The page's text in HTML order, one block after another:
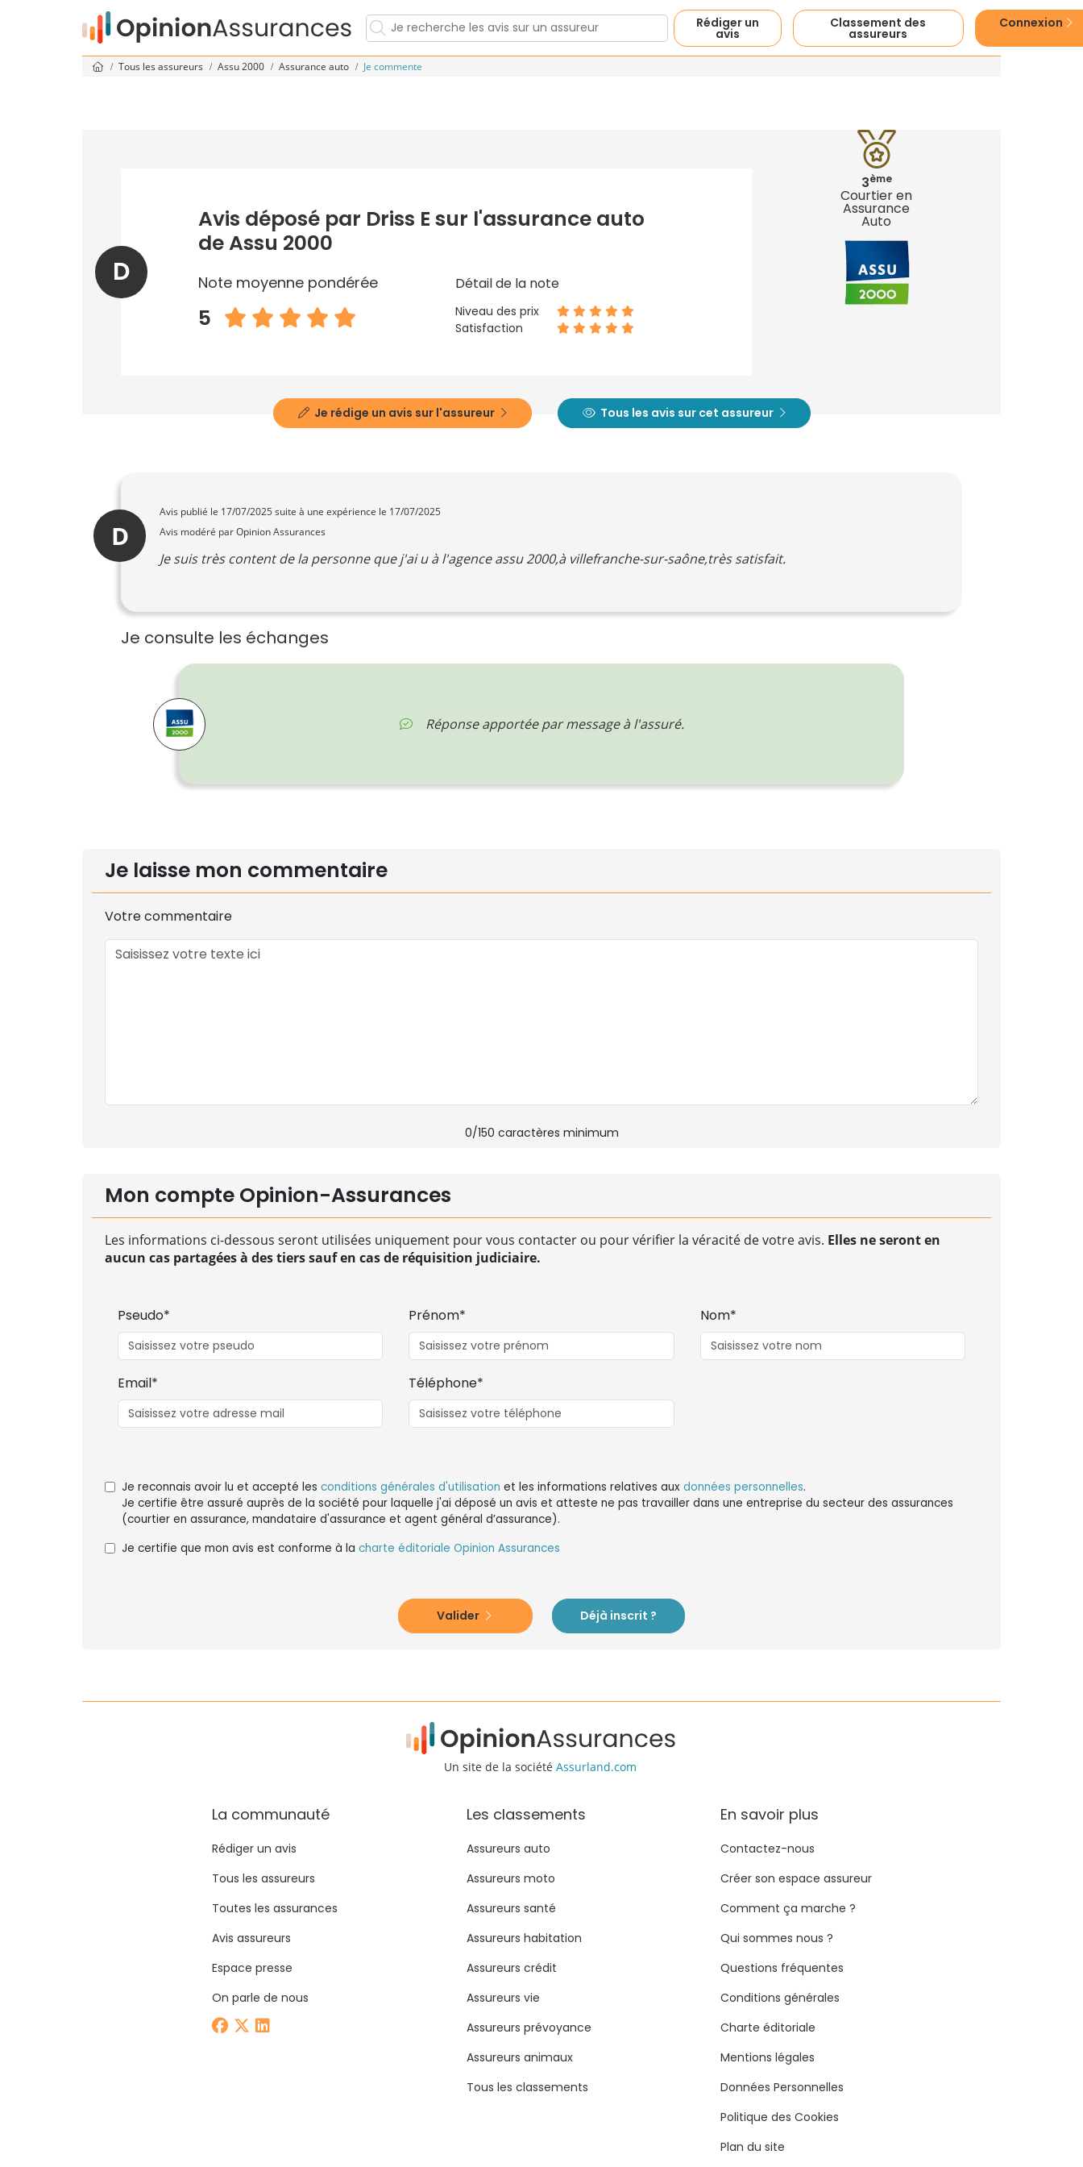
Rédiger un
avis
Classement des
assureurs
Connexion
Tous les assureurs Assu 2000 Assurance auto Je commente
D
Avis déposé par Driss E sur l'assurance auto
de Assu 2000
Note moyenne pondérée
5
Détail de la note
Niveau des prix
Satisfaction
3ème
Courtier en
Assurance
Auto
Je rédige un avis sur l'assureur Tous les avis sur cet assureur
D
Avis publié le 17/07/2025 suite à une expérience le 17/07/2025
Avis modéré par Opinion Assurances
Je suis très content de la personne que j'ai u à l'agence assu 2000,à villefranche-sur-saône,très satisfait.
Je consulte les échanges
Réponse apportée par message à l'assuré.
Je laisse mon commentaire
Votre commentaire
0/150 caractères minimum
Mon compte Opinion-Assurances
Les informations ci-dessous seront utilisées uniquement pour vous contacter ou pour vérifier la véracité de votre avis. Elles ne seront en
aucun cas partagées à des tiers sauf en cas de réquisition judiciaire.
Pseudo* Prénom* Nom*
Email* Téléphone*
Je reconnais avoir lu et accepté les conditions générales d'utilisation et les informations relatives aux données personnelles.
Je certifie être assuré auprès de la société pour laquelle j'ai déposé un avis et atteste ne pas travailler dans une entreprise du secteur des assurances
(courtier en assurance, mandataire d'assurance et agent général d’assurance).
Je certifie que mon avis est conforme à la charte éditoriale Opinion Assurances
Valider Déjà inscrit ?
Un site de la société Assurland.com
La communauté
Rédiger un avis
Tous les assureurs
Toutes les assurances
Avis assureurs
Espace presse
On parle de nous
Les classements
Assureurs auto
Assureurs moto
Assureurs santé
Assureurs habitation
Assureurs crédit
Assureurs vie
Assureurs prévoyance
Assureurs animaux
Tous les classements
En savoir plus
Contactez-nous
Créer son espace assureur
Comment ça marche ?
Qui sommes nous ?
Questions fréquentes
Conditions générales
Charte éditoriale
Mentions légales
Données Personnelles
Politique des Cookies
Plan du site